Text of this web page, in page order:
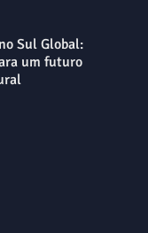
Sul Global:
um futuro